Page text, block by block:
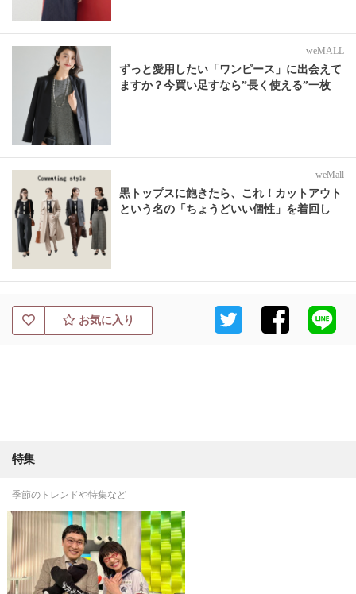
weMALL
ずっと愛用したい「ワンピース」に出会えて
ますか？今買い足すなら”長く使える”一枚
weMall
黒トップスに飽きたら、これ！カットアウト
という名の「ちょうどいい個性」を着回し
お気に入り
特集
季節のトレンドや特集など